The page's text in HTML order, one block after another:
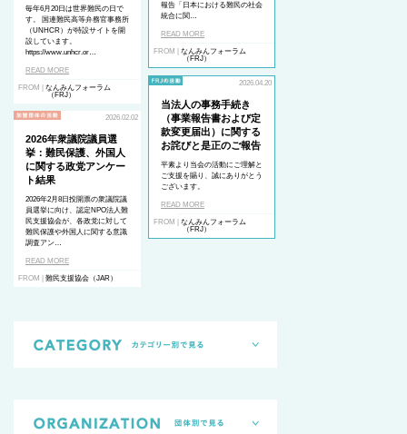
報告「日本における難民の社会
統合に関…
READ MORE
FROM | なんみんフォーラム
（FRJ）
毎年6月20日は世界難民の日で
す。 国連難民高等弁務官事務所
（UNHCR）が特設サイトを開
設しています。
https://www.unhcr.or…
READ MORE
FROM | なんみんフォーラム
（FRJ）
2026.04.20
当法人の事務手続き
（事業報告書および定
款変更届出）に関する
お詫びと是正のご報告
平素より当会の活動にご理解と
ご支援を賜り、誠にありがとう
ございます。
READ MORE
FROM | なんみんフォーラム
（FRJ）
2026.02.02
2026年衆議院議員選
挙：難民保護、外国人
に関する政党アンケー
ト結果
2026年2月8日投開票の衆議院議
員選挙に向け、認定NPO法人難
民支援協会が、各政党に対して
難民保護や外国人に関する意識
調査アン…
READ MORE
FROM | 難民支援協会（JAR）